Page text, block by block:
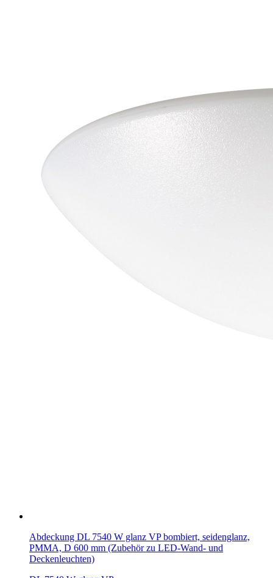
Abdeckung DL 7540 W glanz VP bombiert, seidenglanz,
PMMA, D 600 mm (Zubehör zu LED-Wand- und
Deckenleuchten)